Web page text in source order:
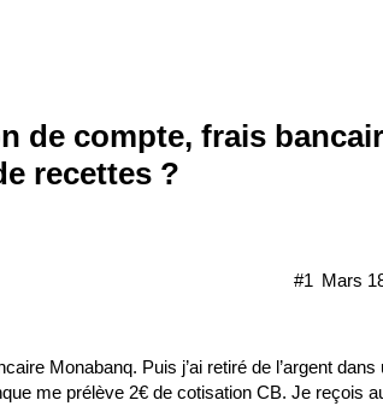
de compte, frais
recettes ?
Mars
#1
Monabanq. Puis j’ai retiré de l’argent
me prélève 2€ de cotisation CB. Je reçois